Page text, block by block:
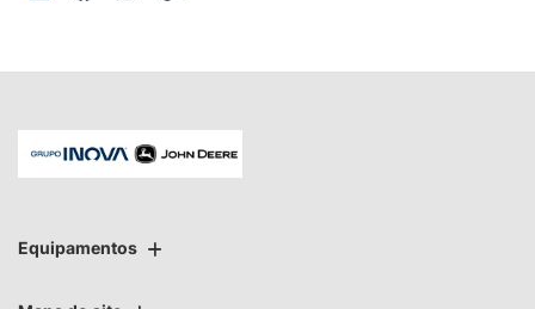
Equipamentos